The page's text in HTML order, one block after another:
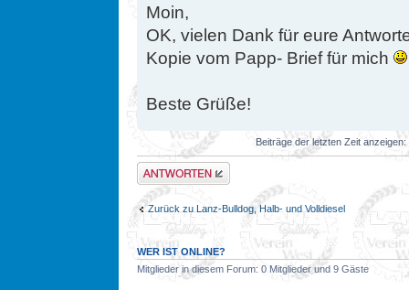
Moin,
OK, vielen Dank für eure
Kopie vom Papp- Brief für mich
Beste Grüße!
Beiträge der letzten Zeit anzeigen:
Antwort erstellen
Zurück zu Lanz-Bulldog, Halb- und Volldiesel
WER IST ONLINE?
Mitglieder in diesem Forum: 0 Mitglieder und 9 Gäste